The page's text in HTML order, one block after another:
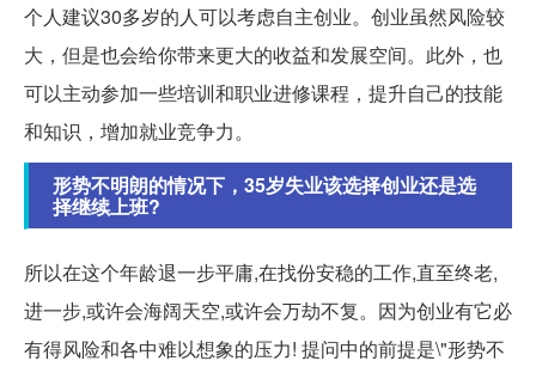
个人建议30多岁的人可以考虑自主创业。创业虽然风险较
大，但是也会给你带来更大的收益和发展空间。此外，也
可以主动参加一些培训和职业进修课程，提升自己的技能
和知识，增加就业竞争力。
形势不明朗的情况下，35岁失业该选择创业还是选
择继续上班?
所以在这个年龄退一步平庸,在找份安稳的工作,直至终老,
进一步,或许会海阔天空,或许会万劫不复。因为创业有它必
有得风险和各中难以想象的压力! 提问中的前提是\"形势不